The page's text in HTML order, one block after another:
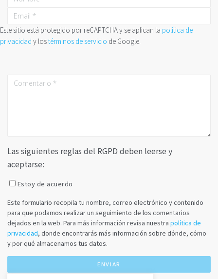
Este sitio está protegido por reCAPTCHA y se aplican la política de
privacidad y lostérminos de servicio de Google.
Las siguientes reglas del RGPD deben leerse y
aceptarse:
Estoy de acuerdo
Este formulario recopila tu nombre, correo electrónico y contenido
para que podamos realizar un seguimiento de los comentarios
dejados en la web. Para más información revisa nuestra política de
privacidad, donde encontrarás más información sobre dónde, cómo
y por qué almacenamos tus datos.